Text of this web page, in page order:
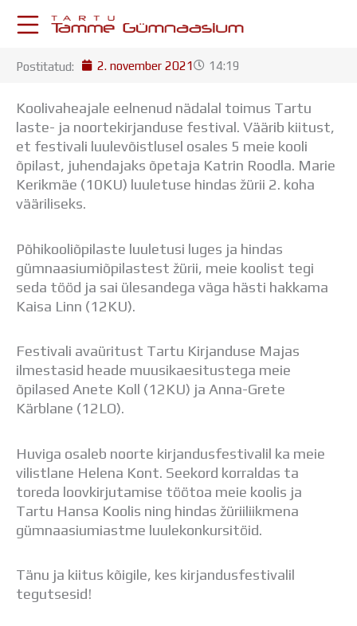
KESKKONNAD
Postkast
Drive
Tamme TV
Tamme Leht
Kooliraadio
Tunniplaan
Aastaplaan
Õppekava
Ainepassid
Õpilastööd (UPT)
Distantsõpe
Kodukord
Projektid
Meie kool
Dokumendid
Uudised
Lapsevanemale
Vilistlastele
Virtuaaltuur
Õpilasesindus
Postitatud: 2. november 2021 14:19
Koolivaheajale eelnenud nädalal toimus Tartu
laste- ja noortekirjanduse festival. Väärib kiitust,
et festivali luulevõistlusel osales 5 meie kooli
õpilast, juhendajaks õpetaja Katrin Roodla. Marie
Kerikmäe (10KU) luuletuse hindas žürii 2. koha
vääriliseks.
Põhikooliõpilaste luuletusi luges ja hindas
gümnaasiumiõpilastest žürii, meie koolist tegi
seda tööd ja sai ülesandega väga hästi hakkama
Kaisa Linn (12KU).
Festivali avaüritust Tartu Kirjanduse Majas
ilmestasid heade muusikaesitustega meie
õpilased Anete Koll (12KU) ja Anna-Grete
Kärblane (12LO).
Huviga osaleb noorte kirjandusfestivalil ka meie
vilistlane Helena Kont. Seekord korraldas ta
toreda loovkirjutamise töötoa meie koolis ja
Tartu Hansa Koolis ning hindas žüriiliikmena
gümnaasiumiastme luulekonkursitöid.
Tänu ja kiitus kõigile, kes kirjandusfestivalil
tegutsesid!